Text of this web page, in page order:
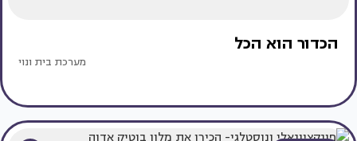
הכדור הוא הכל
מערכת בית ונוי